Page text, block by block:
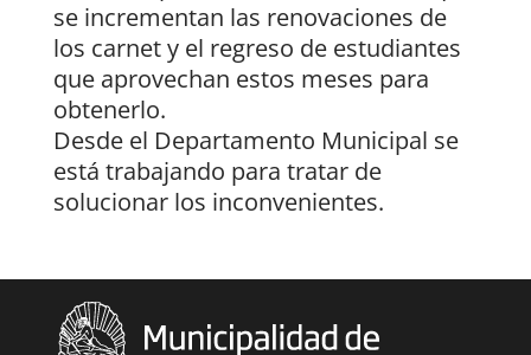
se incrementan las renovaciones de
los carnet y el regreso de estudiantes
que aprovechan estos meses para
obtenerlo.
Desde el Departamento Municipal se
está trabajando para tratar de
solucionar los inconvenientes.